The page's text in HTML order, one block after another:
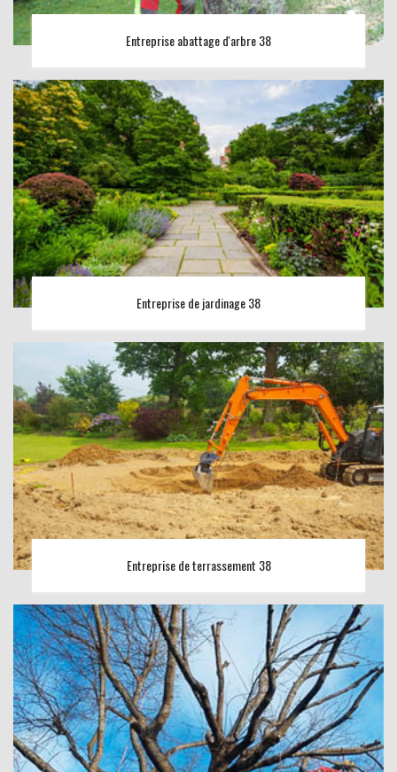
Entreprise abattage d'arbre 38
Entreprise de jardinage 38
Entreprise de terrassement 38